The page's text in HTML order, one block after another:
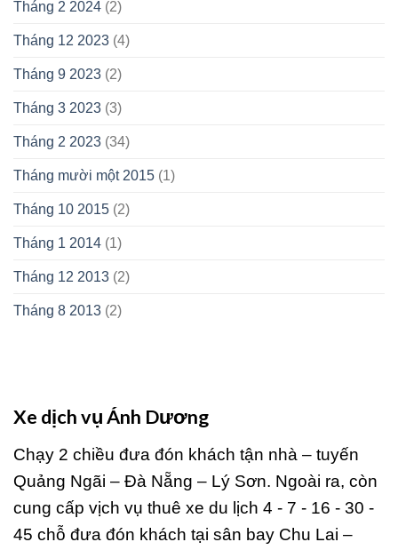
Tháng 2 2024 (2)
Tháng 12 2023 (4)
Tháng 9 2023 (2)
Tháng 3 2023 (3)
Tháng 2 2023 (34)
Tháng mười một 2015 (1)
Tháng 10 2015 (2)
Tháng 1 2014 (1)
Tháng 12 2013 (2)
Tháng 8 2013 (2)
Xe dịch vụ Ánh Dương
Chạy 2 chiều đưa đón khách tận nhà – tuyến
Quảng Ngãi – Đà Nẵng – Lý Sơn. Ngoài ra, còn
cung cấp vịch vụ thuê xe du lịch 4 - 7 - 16 - 30 -
45 chỗ đưa đón khách tại sân bay Chu Lai –